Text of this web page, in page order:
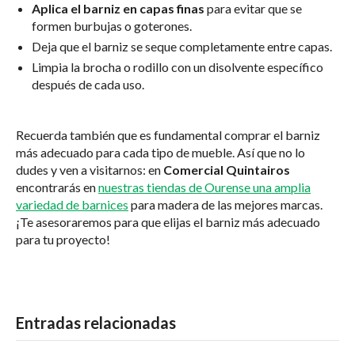
Aplica el barniz en capas finas para evitar que se
formen burbujas o goterones.
Deja que el barniz se seque completamente entre capas.
Limpia la brocha o rodillo con un disolvente específico
después de cada uso.
Recuerda también que es fundamental comprar el barniz
más adecuado para cada tipo de mueble. Así que no lo
dudes y ven a visitarnos: en Comercial Quintairos
encontrarás ennuestras tiendas de Ourense una amplia
variedad de barnices para madera de las mejores marcas.
¡Te asesoraremos para que elijas el barniz más adecuado
para tu proyecto!
Entradas relacionadas